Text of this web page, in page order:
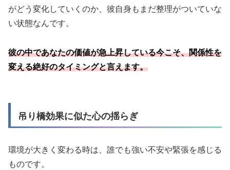
がどう変化していくのか、彼自身もまだ整理がついていな
い状態なんです。
彼の中であなたの価値が急上昇している今こそ、関係性を
変える絶好のタイミングと言えます。
吊り橋効果に似た心の揺らぎ
環境が大きく変わる時は、誰でも強い不安や緊張を感じる
ものです。